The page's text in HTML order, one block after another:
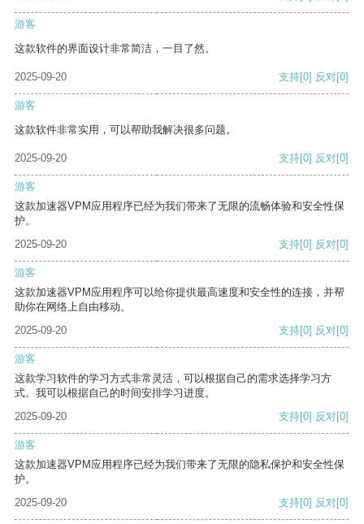
游客
这款软件的界面设计非常简洁，一目了然。
2025-09-20 支持[0] 反对[0]
游客
这款软件非常实用，可以帮助我解决很多问题。
2025-09-20 支持[0] 反对[0]
游客
这款加速器VPM应用程序已经为我们带来了无限的流畅体验和安全性保
护。
2025-09-20
支持[0] 反对[0]
游客
这款加速器VPM应用程序可以给你提供最高速度和安全性的连接，并帮
助你在网络上自由移动。
2025-09-20
支持[0] 反对[0]
游客
这款学习软件的学习方式非常灵活，可以根据自己的需求选择学习方
式。我可以根据自己的时间安排学习进度。
2025-09-20
支持[0] 反对[0]
游客
这款加速器VPM应用程序已经为我们带来了无限的隐私保护和安全性保
护。
2025-09-20
支持[0] 反对[0]